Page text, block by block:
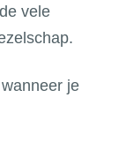
vele
je